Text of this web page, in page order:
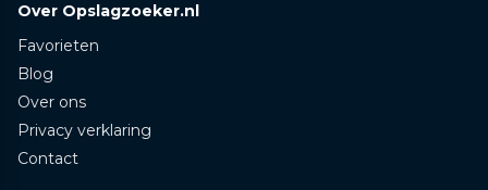
Over Opslagzoeker.nl
Favorieten
Blog
Over ons
Privacy verklaring
Contact